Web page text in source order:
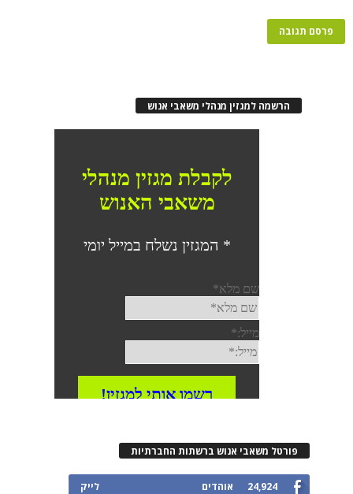
הרשמה למגזין מנהלי משאבי אנוש
פורטל משאבי אנוש ברשתות החברתיות
24,924 אוהדים לייק